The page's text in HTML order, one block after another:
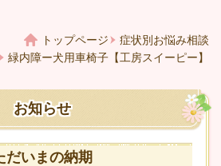
トップページ
症状別お悩み相談
緑内障ー犬用車椅子【工房スイーピー】
お知らせ
だいまの納期